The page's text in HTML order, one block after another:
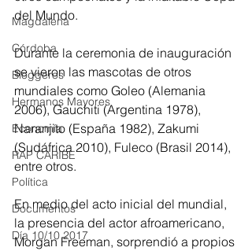
Magdalena
Córdoba
Bloggeros
Hermanos Mayores
Economía
RAP CARIBE
Política
Documentos
Día 10/10 2017
del Mundo.
Durante la ceremonia de inauguración
se vieron las mascotas de otros
mundiales como Goleo (Alemania
2006), Gauchiti (Argentina 1978),
Naranjito (España 1982), Zakumi
(Sudáfrica 2010), Fuleco (Brasil 2014),
entre otros.
En medio del acto inicial del mundial,
la presencia del actor afroamericano,
Morgan Freeman, sorprendió a propios